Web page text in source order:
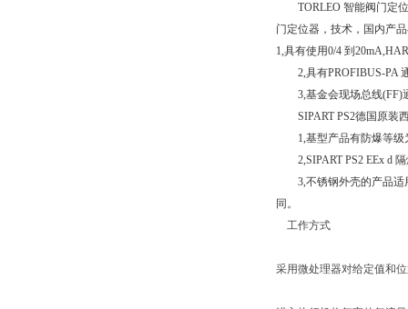
TORLEO 智能阀门定位
门定位器，技术，国内产
1,具有使用0/4 到
2,具有PROFIBUS-PA
3,基金会现场总线(FF)
SIPART PS2德国原装西
1,基型产品有防爆等级为
2,SIPART PS2 EEx d 隔
3,不锈钢外壳的产品适用
同。
工作方式
采用微处理器对给定值和